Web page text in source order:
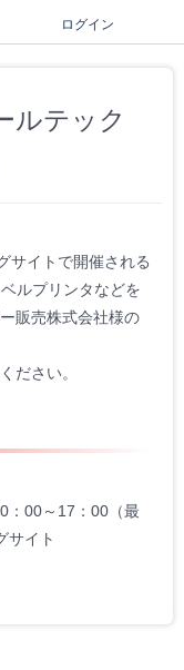
ログイン
ルテック
サイトで開催される
ルプリンタなどを
販売株式会社様の
ださい。
：00～17：00（最
サイト